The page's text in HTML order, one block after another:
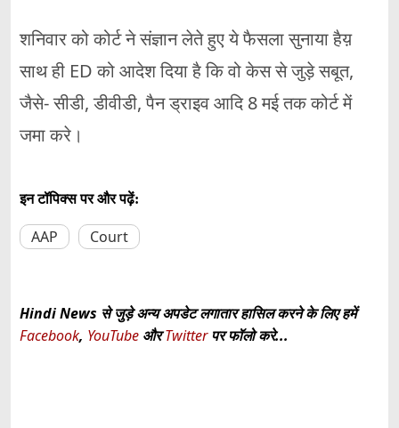
शनिवार को कोर्ट ने संज्ञान लेते हुए ये फैसला सुनाया हैय़
साथ ही ED को आदेश दिया है कि वो केस से जुड़े सबूत,
जैसे- सीडी, डीवीडी, पैन ड्राइव आदि 8 मई तक कोर्ट में
जमा करे।
इन टॉपिक्स पर और पढ़ें:
AAP Court
Hindi News से जुड़े अन्य अपडेट लगातार हासिल करने के लिए हमें
Facebook, YouTube औरTwitterपर फॉलो करे...